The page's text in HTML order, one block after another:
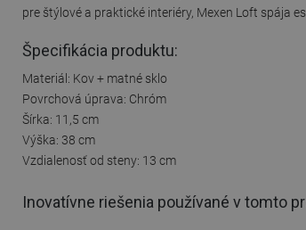
pre štýlové a praktické interiéry, Mexen Loft spája
Špecifikácia produktu:
Materiál: Kov + matné sklo
Povrchová úprava: Chróm
Šírka: 11,5 cm
Výška: 38 cm
Vzdialenosť od steny: 13 cm
Inovatívne riešenia používané v tomto